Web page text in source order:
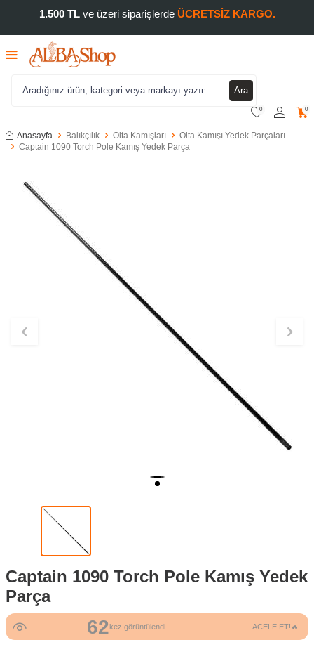
1.500 TLve üzeri siparişlerde ÜCRETSİZ KARGO.
Ara
0 0
Anasayfa Balıkçılık Olta Kamışları
Olta Kamışı Yedek Parçaları
Captain 1090 Torch Pole Kamış Yedek Parça
Captain 1090 Torch Pole Kamış Yedek
Parça
62kez görüntülendi ACELE ET!🔥